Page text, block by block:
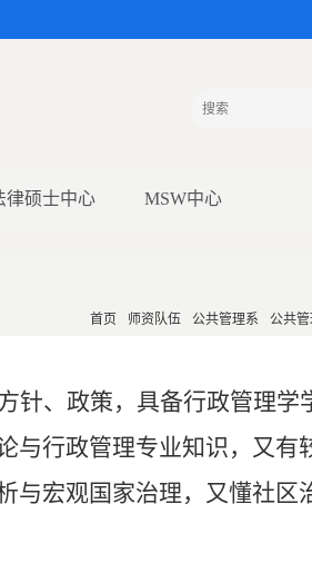
律硕士中心 MSW中心
首页 师资队伍 公共管理系 公共
针、政策，具备行政管理学
与行政管理专业知识，又有
与宏观国家治理，又懂社区